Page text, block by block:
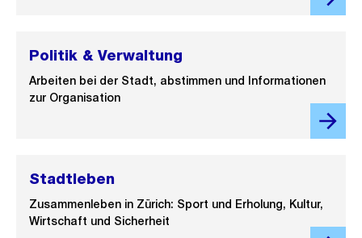
Politik & Verwaltung
Arbeiten bei der Stadt, abstimmen und Informationen
zur Organisation
Stadtleben
Zusammenleben in Zürich: Sport und Erholung, Kultur,
Wirtschaft und Sicherheit